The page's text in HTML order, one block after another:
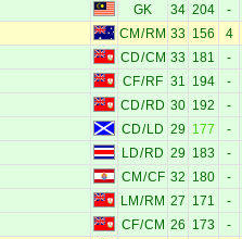
GK 34 204 -
CM / RM 33 156 4
CD/CM 33 181 -
CF/ RF 31 194 -
CD/ RD 30 192 -
CD/ LD 29 177 -
LD/ RD 29 183 -
CM /CF 32 180 -
LM / RM 27 171 -
CF/CM 26 173 -